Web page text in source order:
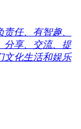
任、有智趣、
分享、交流、提
文化生活和娱乐